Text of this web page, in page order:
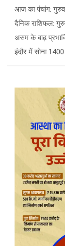
आज का पंचांग:
दैनिक राशिफल:
असम के बाढ़
इंदौर में सोना